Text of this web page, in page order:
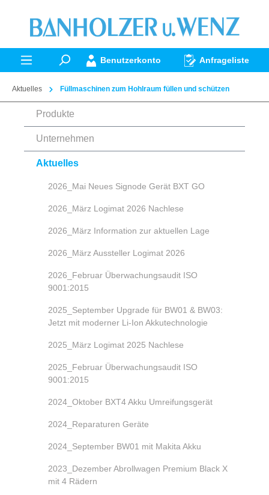
springen
Benutzerkonto Anfrageliste
Aktuelles Füllmaschinen zum Hohlraum füllen und schützen
Produkte
Unternehmen
Aktuelles
2026_Mai Neues Signode Gerät BXT GO
2026_März Logimat 2026 Nachlese
2026_März Information zur aktuellen Lage
2026_März Aussteller Logimat 2026
2026_Februar Überwachungsaudit ISO
9001:2015
2025_September Upgrade für BW01 & BW03:
Jetzt mit moderner Li-Ion Akkutechnologie
2025_März Logimat 2025 Nachlese
2025_Februar Überwachungsaudit ISO
9001:2015
2024_Oktober BXT4 Akku Umreifungsgerät
2024_Reparaturen Geräte
2024_September BW01 mit Makita Akku
2023_Dezember Abrollwagen Premium Black X
mit 4 Rädern